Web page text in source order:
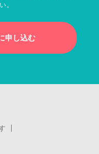
。
申し込む